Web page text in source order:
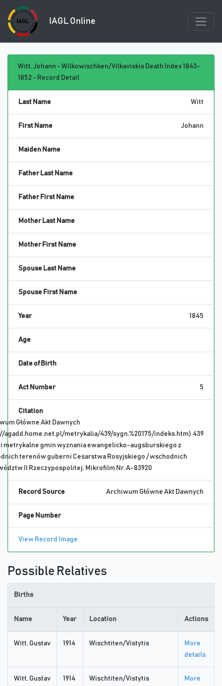
IAGL Online
Witt, Johann - Wilkowischken/Vilkaviskis Death Index 1843-
1852 - Record Detail
Last Name Witt
First Name Johann
Maiden Name
Father Last Name
Father First Name
Mother Last Name
Mother First Name
Spouse Last Name
Spouse First Name
Year 1845
Age
Date of Birth
Act Number 5
Citation
Główne Akt Dawnych
agadd.home.net.pl/metrykalia/439/sygn.%20175/indeks.htm),439
metrykalne gmin wyznania ewangelicko-augsburskiego z
terenów guberni Cesarstwa Rosyjskiego / wschodnich
II Rzeczypospolitej. Mikrofilm Nr. A-83920
Record Source Archiwum Główne Akt Dawnych
Page Number
View Record Image
Possible Relatives
Births
Name Year Location Actions
Witt, Gustav 1914 Wischtiten/Vistytis
More
details
Witt, Gustav 1914 Wischtiten/Vistytis
More